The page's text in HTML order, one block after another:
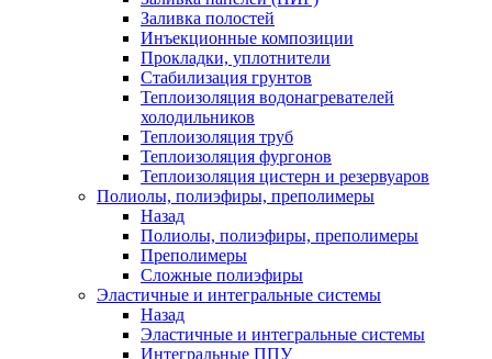
Заливка полостей
Инъекционные композиции
Прокладки, уплотнители
Стабилизация грунтов
Теплоизоляция водонагревателей
холодильников
Теплоизоляция труб
Теплоизоляция фургонов
Теплоизоляция цистерн и резервуаров
Полиолы, полиэфиры, преполимеры
Назад
Полиолы, полиэфиры, преполимеры
Преполимеры
Сложные полиэфиры
Эластичные и интегральные системы
Назад
Эластичные и интегральные системы
Интегральные ППУ